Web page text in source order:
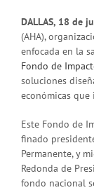
DALLAS, 18 de
(AHA),
enfocada en la
Fondo de
soluciones
económicas
Este Fondo de
finado
Permanente, y
Redonda de
fondo nacional